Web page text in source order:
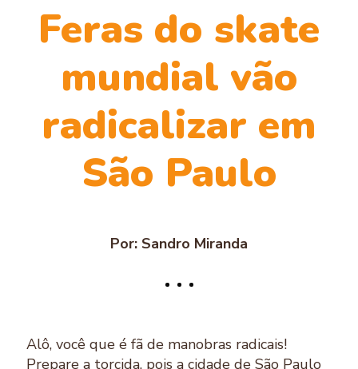
Feras do skate
mundial vão
radicalizar em
São Paulo
Por: Sandro Miranda
Alô, você que é fã de manobras radicais!
Prepare a torcida, pois a cidade de São Paulo